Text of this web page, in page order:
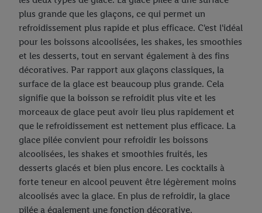
plus grande que les glaçons, ce qui permet un
refroidissement plus rapide et plus efficace. C'est l'idéal
pour les boissons alcoolisées, les shakes, les smoothies
et les desserts, tout en servant également à des fins
décoratives. Par rapport aux glaçons classiques, la
surface de la glace est beaucoup plus grande. Cela
signifie que la boisson se refroidit plus vite et les
morceaux de glace peut avoir lieu plus rapidement et
que le refroidissement est nettement plus efficace. La
glace pilée convient pour refroidir les boissons
alcoolisées, les shakes et smoothies fruités, les
desserts glacés et bien plus encore. Les cocktails à
forte teneur en alcool peuvent être légèrement moins
alcoolisés avec la glace. En plus de refroidir, la glace
pilée a également une fonction décorative.